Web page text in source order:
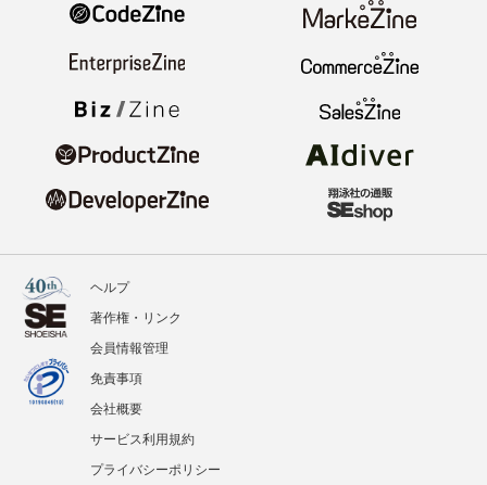
ヘルプ
著作権・リンク
会員情報管理
免責事項
会社概要
サービス利用規約
プライバシーポリシー